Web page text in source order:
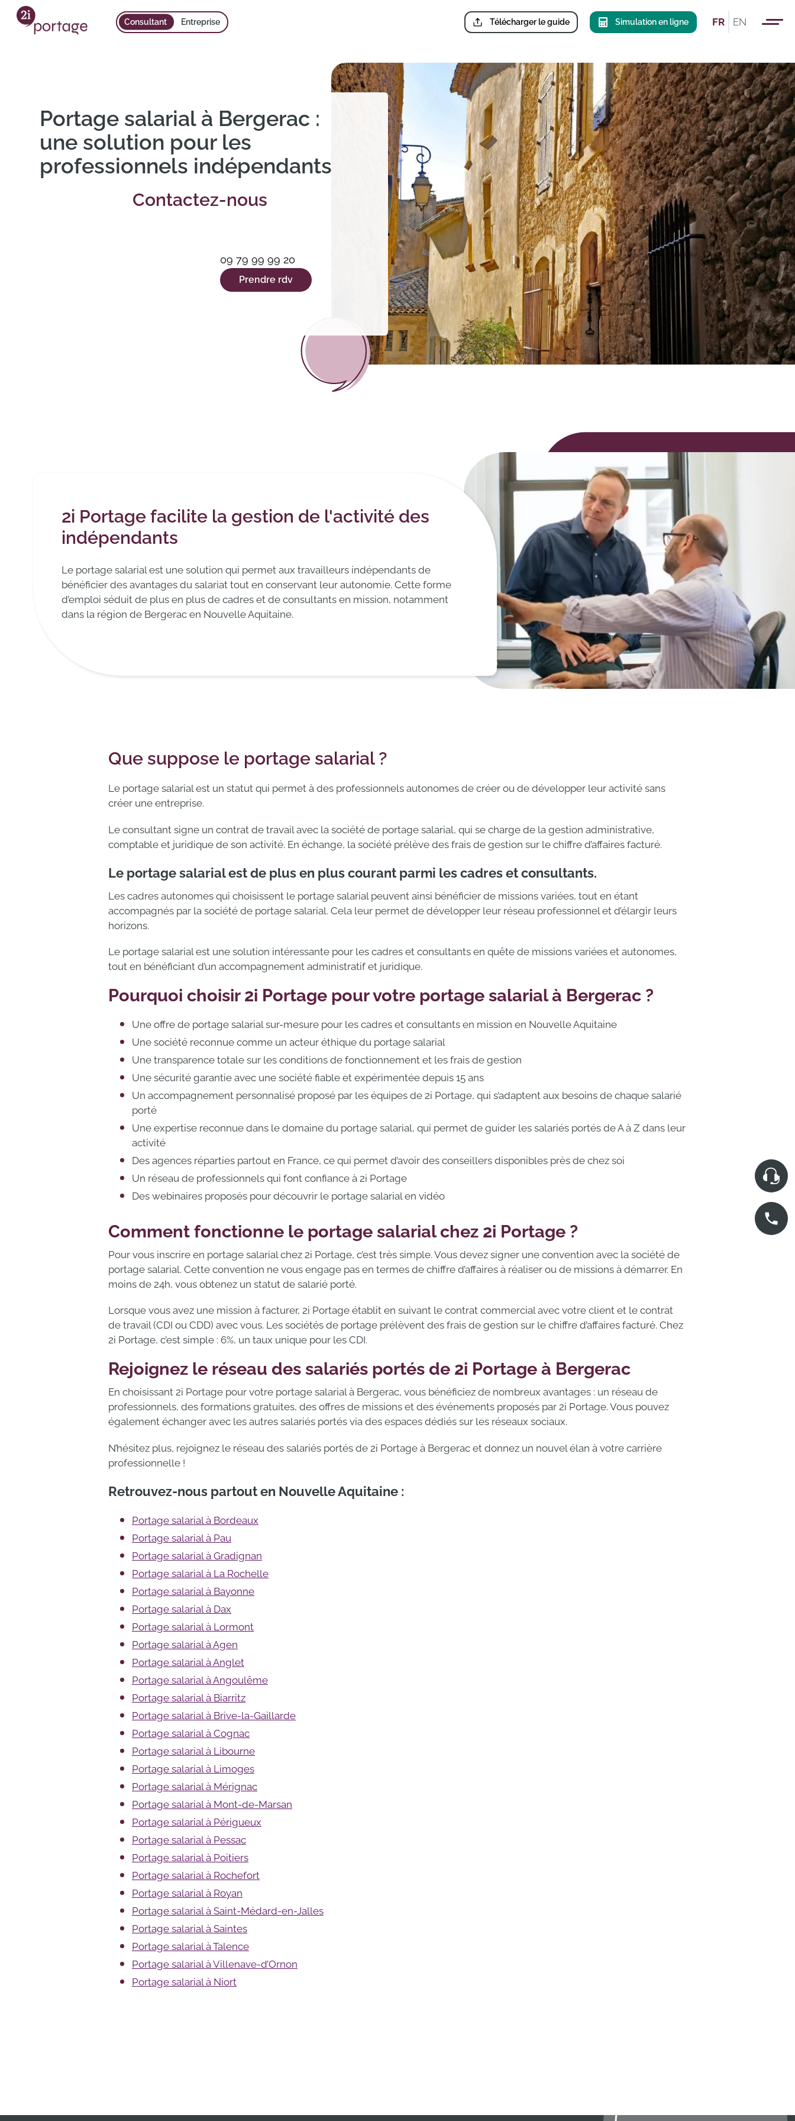
Consultant Entreprise Télécharger le guide Simulation en ligne FR EN
Portage salarial à Bergerac :
une solution pour les
professionnels indépendants
Contactez-nous
09 79 99 99 20
Prendre rdv
2i Portage facilite la gestion de l'activité des
indépendants
Le portage salarial est une solution qui permet aux travailleurs indépendants de
bénéficier des avantages du salariat tout en conservant leur autonomie. Cette forme
d’emploi séduit de plus en plus de cadres et de consultants en mission, notamment
dans la région de Bergerac en Nouvelle Aquitaine.
Que suppose le portage salarial ?
Le portage salarial est un statut qui permet à des professionnels autonomes de créer ou de développer leur activité sans
créer une entreprise.
Le consultant signe un contrat de travail avec la société de portage salarial, qui se charge de la gestion administrative,
comptable et juridique de son activité. En échange, la société prélève des frais de gestion sur le chiffre d’affaires facturé.
Le portage salarial est de plus en plus courant parmi les cadres et consultants.
Les cadres autonomes qui choisissent le portage salarial peuvent ainsi bénéficier de missions variées, tout en étant
accompagnés par la société de portage salarial. Cela leur permet de développer leur réseau professionnel et d’élargir leurs
horizons.
Le portage salarial est une solution intéressante pour les cadres et consultants en quête de missions variées et autonomes,
tout en bénéficiant d’un accompagnement administratif et juridique.
Pourquoi choisir 2i Portage pour votre portage salarial à Bergerac ?
Une offre de portage salarial sur-mesure pour les cadres et consultants en mission en Nouvelle Aquitaine
Une société reconnue comme un acteur éthique du portage salarial
Une transparence totale sur les conditions de fonctionnement et les frais de gestion
Une sécurité garantie avec une société fiable et expérimentée depuis 15 ans
Un accompagnement personnalisé proposé par les équipes de 2i Portage, qui s’adaptent aux besoins de chaque salarié
porté
Une expertise reconnue dans le domaine du portage salarial, qui permet de guider les salariés portés de A à Z dans leur
activité
Des agences réparties partout en France, ce qui permet d’avoir des conseillers disponibles près de chez soi
Un réseau de professionnels qui font confiance à 2i Portage
Des webinaires proposés pour découvrir le portage salarial en vidéo
Comment fonctionne le portage salarial chez 2i Portage ?
Pour vous inscrire en portage salarial chez 2i Portage, c’est très simple. Vous devez signer une convention avec la société de
portage salarial. Cette convention ne vous engage pas en termes de chiffre d’affaires à réaliser ou de missions à démarrer. En
moins de 24h, vous obtenez un statut de salarié porté.
Lorsque vous avez une mission à facturer, 2i Portage établit en suivant le contrat commercial avec votre client et le contrat
de travail (CDI ou CDD) avec vous. Les sociétés de portage prélèvent des frais de gestion sur le chiffre d’affaires facturé. Chez
2i Portage, c’est simple : 6%, un taux unique pour les CDI.
Rejoignez le réseau des salariés portés de 2i Portage à Bergerac
En choisissant 2i Portage pour votre portage salarial à Bergerac, vous bénéficiez de nombreux avantages : un réseau de
professionnels, des formations gratuites, des offres de missions et des événements proposés par 2i Portage. Vous pouvez
également échanger avec les autres salariés portés via des espaces dédiés sur les réseaux sociaux.
N’hésitez plus, rejoignez le réseau des salariés portés de 2i Portage à Bergerac et donnez un nouvel élan à votre carrière
professionnelle !
Retrouvez-nous partout en Nouvelle Aquitaine :
Portage salarial à Bordeaux
Portage salarial à Pau
Portage salarial à Gradignan
Portage salarial à La Rochelle
Portage salarial à Bayonne
Portage salarial à Dax
Portage salarial à Lormont
Portage salarial à Agen
Portage salarial à Anglet
Portage salarial à Angoulême
Portage salarial à Biarritz
Portage salarial à Brive-la-Gaillarde
Portage salarial à Cognac
Portage salarial à Libourne
Portage salarial à Limoges
Portage salarial à Mérignac
Portage salarial à Mont-de-Marsan
Portage salarial à Périgueux
Portage salarial à Pessac
Portage salarial à Poitiers
Portage salarial à Rochefort
Portage salarial à Royan
Portage salarial à Saint-Médard-en-Jalles
Portage salarial à Saintes
Portage salarial à Talence
Portage salarial à Villenave-d’Ornon
Portage salarial à Niort